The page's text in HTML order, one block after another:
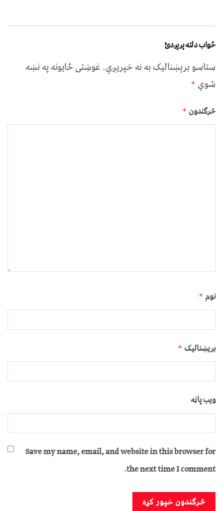
ځواب دلته پرېږدئ
ستاسو برېښناليک به نه خپريږي.غوښتى ځایونه په نښه
شوي *
څرگندون *
نوم *
بریښنالیک *
ویب پاڼه
Save my name, email, and website in this browser for
the next time I comment.